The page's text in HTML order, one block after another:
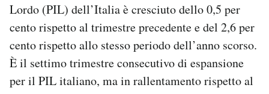
Area Personale
Newsletter
Notifiche mobile
Regala il Post
Hai bisogno di aiuto?
Lordo (PIL) dell’Italia è cresciuto dello 0,5 per
cento rispetto al trimestre precedente e del 2,6 per
cento rispetto allo stesso periodo dell’anno scorso.
È il settimo trimestre consecutivo di espansione
per il PIL italiano, ma in rallentamento rispetto al